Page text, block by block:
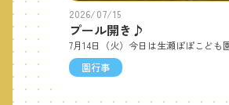
2026/07/15
プール開き♪
園行事